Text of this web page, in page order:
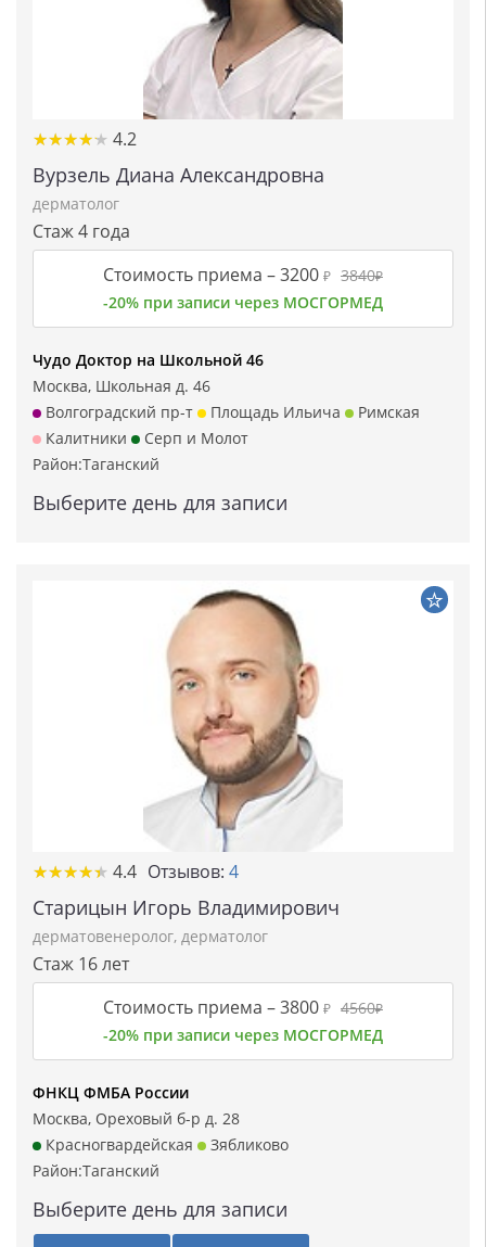
★★★★★
★★★★★ 4.2
Вурзель Диана Александровна
дерматолог
Стаж 4 года
Стоимость приема –3200 ₽ 3840₽
-20% при записи через МОСГОРМЕД
Чудо Доктор на Школьной 46
Москва, Школьная д. 46
Волгоградский пр-т
Площадь Ильича
Римская
Калитники
Серп и Молот
Район:Таганский
Выберите день для записи
★★★★★
★★★★★ 4.4 Отзывов: 4
Старицын Игорь Владимирович
дерматовенеролог, дерматолог
Стаж 16 лет
Стоимость приема –3800 ₽ 4560₽
-20% при записи через МОСГОРМЕД
ФНКЦ ФМБА России
Москва, Ореховый б-р д. 28
Красногвардейская
Зябликово
Район:Таганский
Выберите день для записи